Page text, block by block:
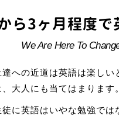
ら3ヶ月程度
We Are Here To
への近道は英語は楽しい
大人にも当てはまります
に英語はいやな勉強では